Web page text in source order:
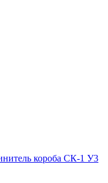
короба СК-1 У3